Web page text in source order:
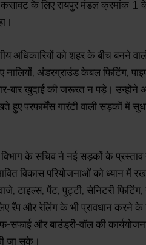
के लिए रायपुर मंडल क्रमांक-1 के
अधिकारियों को शहर के बीच बनने
नालियों, अंडरग्राउंड केबल फिटिंग,
बार खुदाई की जरूरत न पड़े। उन्होंने
हुए परफार्मेंस गारंटी वाली सड़कों में
विभाग के सचिव ने नई सड़कों के
विकास परियोजनाओं को ध्यान में
टाइल्स, पेंट, पुट्टी, सेनिटरी
रैंप और रेलिंग के भी प्रावधान करने
सफाई और बाउंड्री-वॉल की
जा सके।